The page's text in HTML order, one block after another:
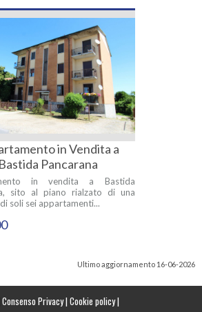
in Vendita a
Bastida Pancarana
in vendita a Bastida
sito al piano rialzato di una
soli sei appartamenti...
Ultimo aggiornamento 16-06-2026
Consenso Privacy| Cookie policy|